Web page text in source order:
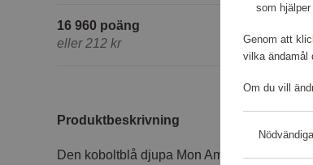
16 960 poäng
eller 212 kr
Produktbeskrivning
Den koboltblå djupa Mon Amie-tallriken (20
som
Genom att
vilka ändamål
Om du vill
Nödvändiga